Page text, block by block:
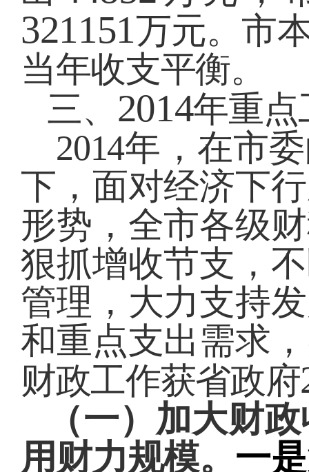
321151万元。市
当年收支平衡。
三、 2014年重点
2014年，在市
下，面对经济下
形势，全市各级
狠抓增收节支，
管理，大力支持
和重点支出需求
财政工作获省政府
（一）加大财
用财力规模。 一是